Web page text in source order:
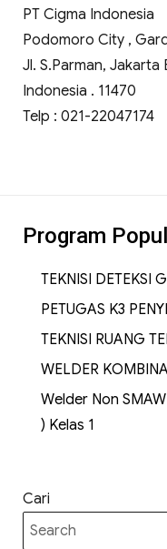
PT Cigma Indonesia
Podomoro City ,
Jl. S.Parman, Jakarta
Indonesia . 11470
Telp : 021-22047174
Program
TEKNISI DETEKSI
PETUGAS K3
TEKNISI RUANG
WELDER
Welder Non
) Kelas 1
Cari